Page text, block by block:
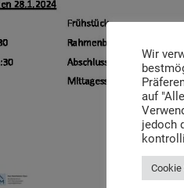
Wir
auf
jedoch